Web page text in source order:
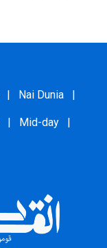
| Nai Dunia |
| Mid-day |